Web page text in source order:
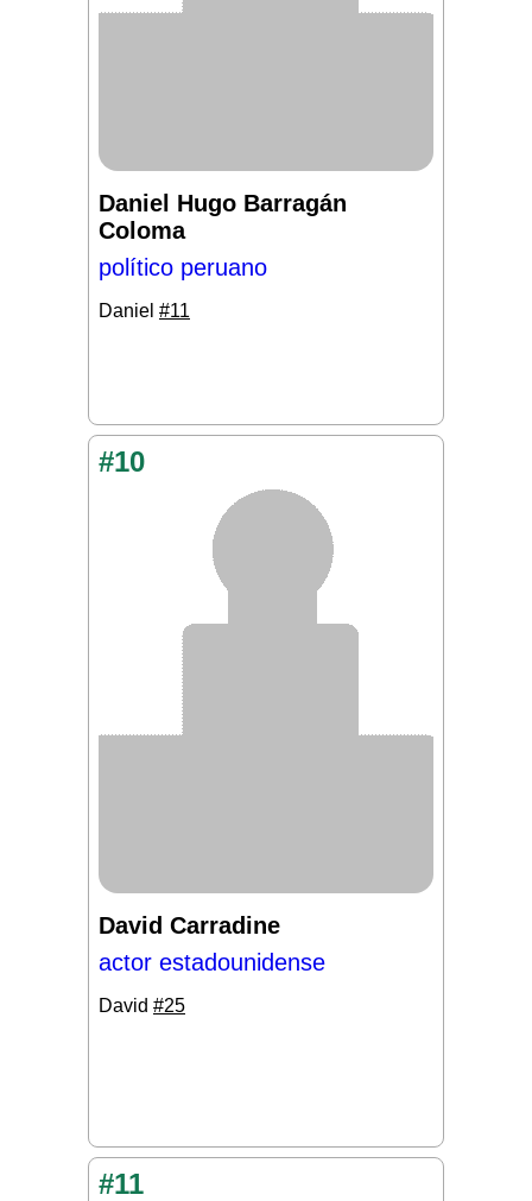
Daniel Hugo Barragán
Coloma
político peruano
Daniel #11
#10
David Carradine
actor estadounidense
David #25
#11